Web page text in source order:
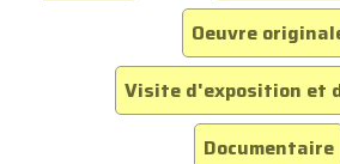
Oeuvre
Visite d'exposition et
Documentaire